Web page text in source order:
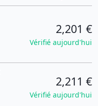
2,201 €
Vérifié aujourd'hui
2,211 €
Vérifié aujourd'hui